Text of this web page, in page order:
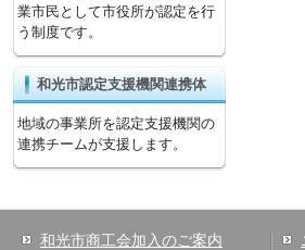
業市民として市役所が認定を行
う制度です。
和光市認定支援機関連携体
地域の事業所を認定支援機関の
連携チームが支援します。
和光市商工会加入のご案内